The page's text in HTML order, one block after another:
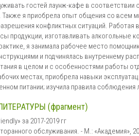
гостей лаунж-кафе в соответствии
я приобрела опыт общения со всем
конфликтных ситуаций. Работая
продукции, изготавливать алкогольные
я занимала рабочее место
и подчинялась внутреннему
в целом и с особенностями работы
местах, приобрела навыки
питании; изучила правила соблюдения
(фрагмент)
за 2017-2019 гг
обслуживания. - М.: «Академия»,